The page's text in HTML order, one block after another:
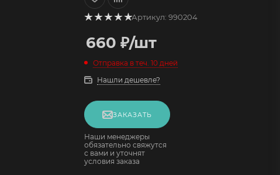
Артикул: 990204
660 ₽/шт
Отправка в теч. 10 дней
Нашли дешевле?
ЗАКАЗАТЬ
Наши менеджеры
обязательно свяжутся
с вами и уточнят
условия заказа